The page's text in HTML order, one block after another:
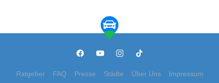
Ratgeber FAQ Presse Städte Über Uns Impressum